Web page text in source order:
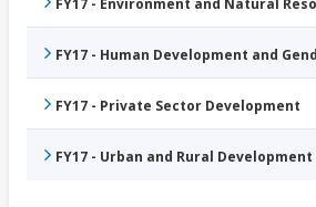
FY17 - Environment and Natural
FY17 - Human Development and
FY17 - Private Sector Development
FY17 - Urban and Rural Development